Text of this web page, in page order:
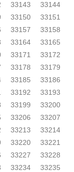
33143
33144
33150
33151
33157
33158
33164
33165
33171
33172
33178
33179
33185
33186
33192
33193
33199
33200
33206
33207
33213
33214
33220
33221
33227
33228
33234
33235